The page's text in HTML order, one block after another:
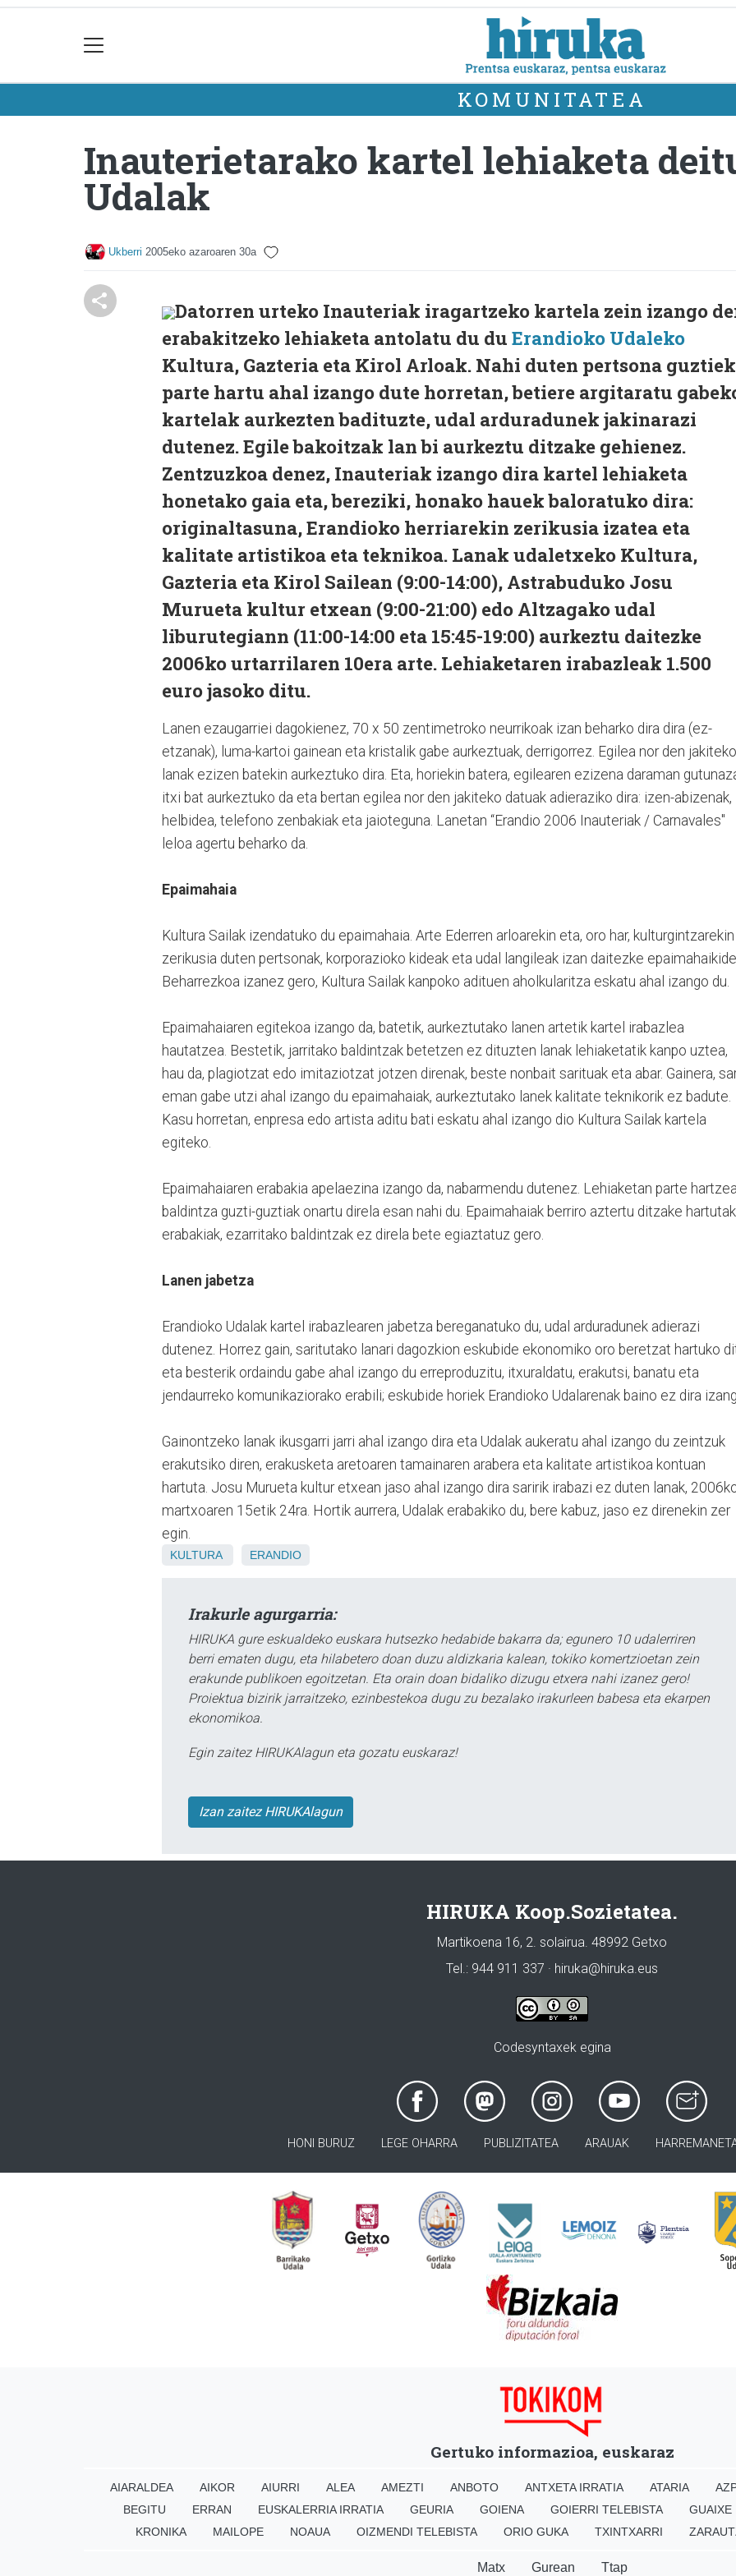
KOMUNITATEA
Inauterietarako kartel lehiaketa
Udalak
Ukberri 2005eko azaroaren 30a
Datorren urteko Inauteriak iragartzeko kartela zein izango
erabakitzeko lehiaketa antolatu du du Erandioko Udaleko
Kultura, Gazteria eta Kirol Arloak. Nahi duten pertsona guztiek
parte hartu ahal izango dute horretan, betiere argitaratu
kartelak aurkezten badituzte, udal arduradunek jakinarazi
dutenez. Egile bakoitzak lan bi aurkeztu ditzake gehienez.
Zentzuzkoa denez, Inauteriak izango dira kartel lehiaketa
honetako gaia eta, bereziki, honako hauek baloratuko dira:
originaltasuna, Erandioko herriarekin zerikusia izatea eta
kalitate artistikoa eta teknikoa. Lanak udaletxeko Kultura,
Gazteria eta Kirol Sailean (9:00-14:00), Astrabuduko Josu
Murueta kultur etxean (9:00-21:00) edo Altzagako udal
liburutegiann (11:00-14:00 eta 15:45-19:00) aurkeztu daitezke
2006ko urtarrilaren 10era arte. Lehiaketaren irabazleak 1.500
euro jasoko ditu.
Lanen ezaugarriei dagokienez, 70 x 50 zentimetroko neurrikoak izan beharko dira dira (ez-
etzanak), luma-kartoi gainean eta kristalik gabe aurkeztuak, derrigorrez. Egilea nor den
lanak ezizen batekin aurkeztuko dira. Eta, horiekin batera, egilearen ezizena daraman
itxi bat aurkeztuko da eta bertan egilea nor den jakiteko datuak adieraziko dira: izen-abizenak,
helbidea, telefono zenbakiak eta jaioteguna. Lanetan “Erandio 2006 Inauteriak / Carnavales"
leloa agertu beharko da.
Epaimahaia
Kultura Sailak izendatuko du epaimahaia. Arte Ederren arloarekin eta, oro har, kulturgintzarekin
zerikusia duten pertsonak, korporazioko kideak eta udal langileak izan daitezke epaimahaikide.
Beharrezkoa izanez gero, Kultura Sailak kanpoko adituen aholkularitza eskatu ahal izango du.
Epaimahaiaren egitekoa izango da, batetik, aurkeztutako lanen artetik kartel irabazlea
hautatzea. Bestetik, jarritako baldintzak betetzen ez dituzten lanak lehiaketatik kanpo uztea,
hau da, plagiotzat edo imitaziotzat jotzen direnak, beste nonbait sarituak eta abar. Gainera,
eman gabe utzi ahal izango du epaimahaiak, aurkeztutako lanek kalitate teknikorik ez badute.
Kasu horretan, enpresa edo artista aditu bati eskatu ahal izango dio Kultura Sailak kartela
egiteko.
Epaimahaiaren erabakia apelaezina izango da, nabarmendu dutenez. Lehiaketan parte
baldintza guzti-guztiak onartu direla esan nahi du. Epaimahaiak berriro aztertu ditzake
erabakiak, ezarritako baldintzak ez direla bete egiaztatuz gero.
Lanen jabetza
Erandioko Udalak kartel irabazlearen jabetza bereganatuko du, udal arduradunek adierazi
dutenez. Horrez gain, saritutako lanari dagozkion eskubide ekonomiko oro beretzat hartuko
eta besterik ordaindu gabe ahal izango du erreproduzitu, itxuraldatu, erakutsi, banatu eta
jendaurreko komunikaziorako erabili; eskubide horiek Erandioko Udalarenak baino ez dira
Gainontzeko lanak ikusgarri jarri ahal izango dira eta Udalak aukeratu ahal izango du zeintzuk
erakutsiko diren, erakusketa aretoaren tamainaren arabera eta kalitate artistikoa kontuan
hartuta. Josu Murueta kultur etxean jaso ahal izango dira saririk irabazi ez duten lanak,
martxoaren 15etik 24ra. Hortik aurrera, Udalak erabakiko du, bere kabuz, jaso ez direnekin zer
egin.
KULTURA ERANDIO
Irakurle agurgarria:
HIRUKA gure eskualdeko euskara hutsezko hedabide bakarra da; egunero 10 udalerriren
berri ematen dugu, eta hilabetero doan duzu aldizkaria kalean, tokiko komertzioetan zein
erakunde publikoen egoitzetan. Eta orain doan bidaliko dizugu etxera nahi izanez gero!
Proiektua bizirik jarraitzeko, ezinbestekoa dugu zu bezalako irakurleen babesa eta ekarpen
ekonomikoa.
Egin zaitez HIRUKAlagun eta gozatu euskaraz!
Izan zaitez HIRUKAlagun
HIRUKA Koop.Sozietatea.
Martikoena 16, 2. solairua. 48992 Getxo
Tel.: 944 911 337 · hiruka@hiruka.eus
Codesyntaxek egina
HONI BURUZ LEGE OHARRA PUBLIZITATEA ARAUAK
Gertuko informazioa, euskaraz
AIARALDEA AIKOR AIURRI ALEA AMEZTI ANBOTO ANTXETA IRRATIA ATARIA
BEGITU
ERRAN EUSKALERRIA IRRATIA GEURIA GOIENA GOIERRI TELEBISTA GUAIXE
KRONIKA
MAILOPE NOAUA OIZMENDI TELEBISTA ORIO GUKA TXINTXARRI
Matx Gurean Ttap